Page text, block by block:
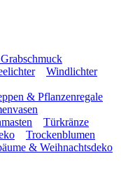
Windlichter
& Pflanzenregale
Türkränze
Trockenblumen
& Weihnachtsdeko